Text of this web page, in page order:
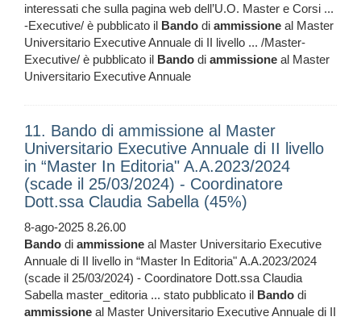
interessati che sulla pagina web dell’U.O. Master e Corsi ...
-Executive/ è pubblicato il Bando di ammissione al Master
Universitario Executive Annuale di II livello ... /Master-
Executive/ è pubblicato il Bando di ammissione al Master
Universitario Executive Annuale
11. Bando di ammissione al Master
Universitario Executive Annuale di II livello
in “Master In Editoria" A.A.2023/2024
(scade il 25/03/2024) - Coordinatore
Dott.ssa Claudia Sabella (45%)
8-ago-2025 8.26.00
Bando di ammissione al Master Universitario Executive
Annuale di II livello in “Master In Editoria" A.A.2023/2024
(scade il 25/03/2024) - Coordinatore Dott.ssa Claudia
Sabella master_editoria ... stato pubblicato il Bando di
ammissione al Master Universitario Executive Annuale di II